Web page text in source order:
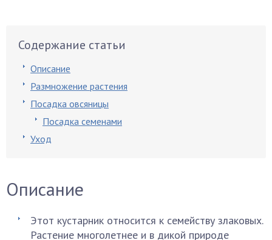
Содержание статьи
Описание
Размножение растения
Посадка овсяницы
Посадка семенами
Уход
Описание
Этот кустарник относится к семейству злаковых.
Растение многолетнее и в дикой природе